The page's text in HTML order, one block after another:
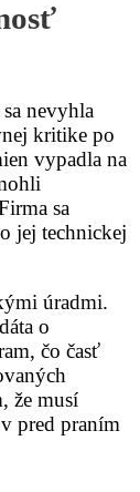
nevyhla
kritike po
vypadla na
sa
jej technickej
úradmi.
o
čo časť
že musí
pred praním